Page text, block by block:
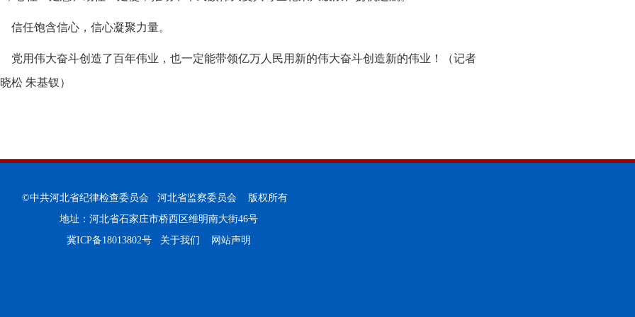
信任饱含信心，信心凝聚力量。
党用伟大奋斗创造了百年伟业，也一定能带领亿万人民用新的伟大奋斗创造新的伟业！（记者
松 朱基钗）
©中共河北省纪律检查委员会 河北省监察委员会 版权所有
地址：河北省石家庄市桥西区维明南大街46号
冀ICP备18013802号
关于我们 网站声明